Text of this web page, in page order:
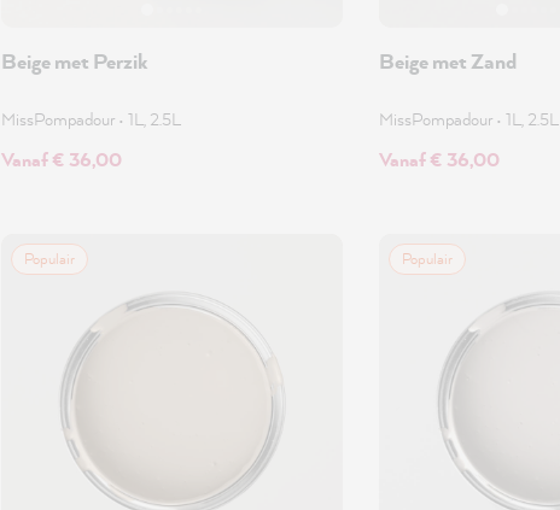
Beige met Perzik
MissPompadour • 1L, 2.5L
Vanaf € 36,00
Beige met Zand
MissPompadour • 1L, 2.5L
Vanaf € 36,00
Populair Populair